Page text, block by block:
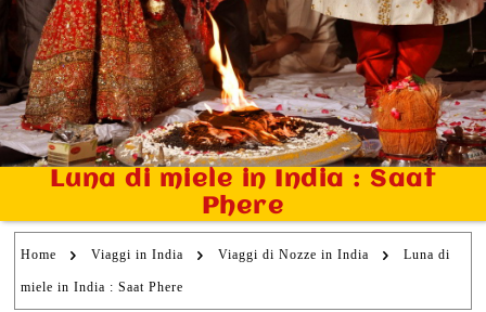
Luna di miele in India : Saat
Phere
Home Viaggi in India Viaggi di Nozze in India Luna di
miele in India : Saat Phere